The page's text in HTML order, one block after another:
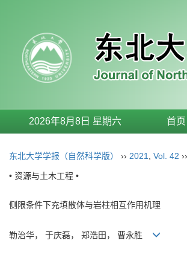
2026年8月8日 星期六 首页
东北大学学报（自然科学版） ›› 2021 Vol. 42 ››
• 资源与土木工程 •
侧限条件下充填散体与岩柱相互作用机理
勒治华， 于庆磊， 郑浩田， 曹永胜